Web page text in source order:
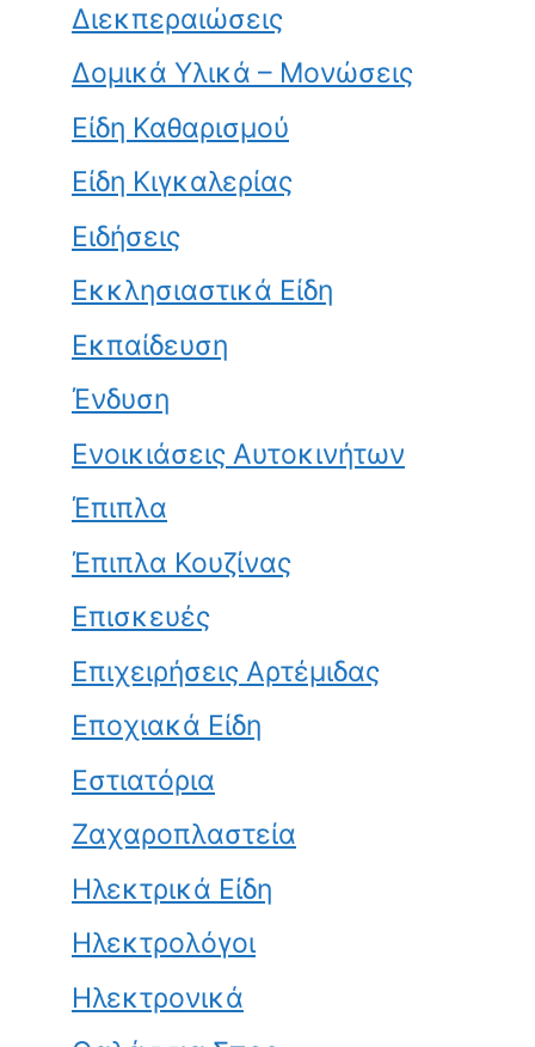
Διεκπεραιώσεις
Δομικά Υλικά – Μονώσεις
Είδη Καθαρισμού
Είδη Κιγκαλερίας
Ειδήσεις
Εκκλησιαστικά Είδη
Εκπαίδευση
Ένδυση
Ενοικιάσεις Αυτοκινήτων
Έπιπλα
Έπιπλα Κουζίνας
Επισκευές
Επιχειρήσεις Αρτέμιδας
Εποχιακά Είδη
Εστιατόρια
Ζαχαροπλαστεία
Ηλεκτρικά Είδη
Ηλεκτρολόγοι
Ηλεκτρονικά